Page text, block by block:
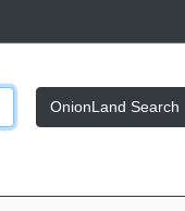
OnionLand Search